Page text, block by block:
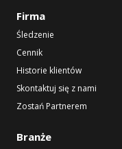
Firma
Śledzenie
Cennik
Historie klientów
Skontaktuj się z nami
Zostań Partnerem
Branże